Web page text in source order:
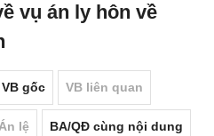
vụ án ly hôn về
VB gốc VB liên quan
Án lệ BA/QĐ cùng nội dung